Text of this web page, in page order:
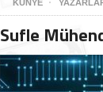
KÜNYE
Sufle